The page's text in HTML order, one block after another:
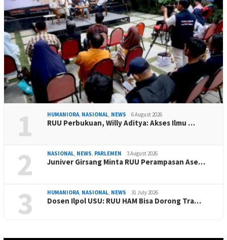
1 HUMANIORA NASIONAL NEWS 6 August 2026
RUU Perbukuan, Willy Aditya: Akses Ilmu …
2 NASIONAL NEWS PARLEMEN 3 August 2026
Juniver Girsang Minta RUU Perampasan Ase…
3 HUMANIORA NASIONAL NEWS 31 July 2026
Dosen Ilpol USU: RUU HAM Bisa Dorong Tra…